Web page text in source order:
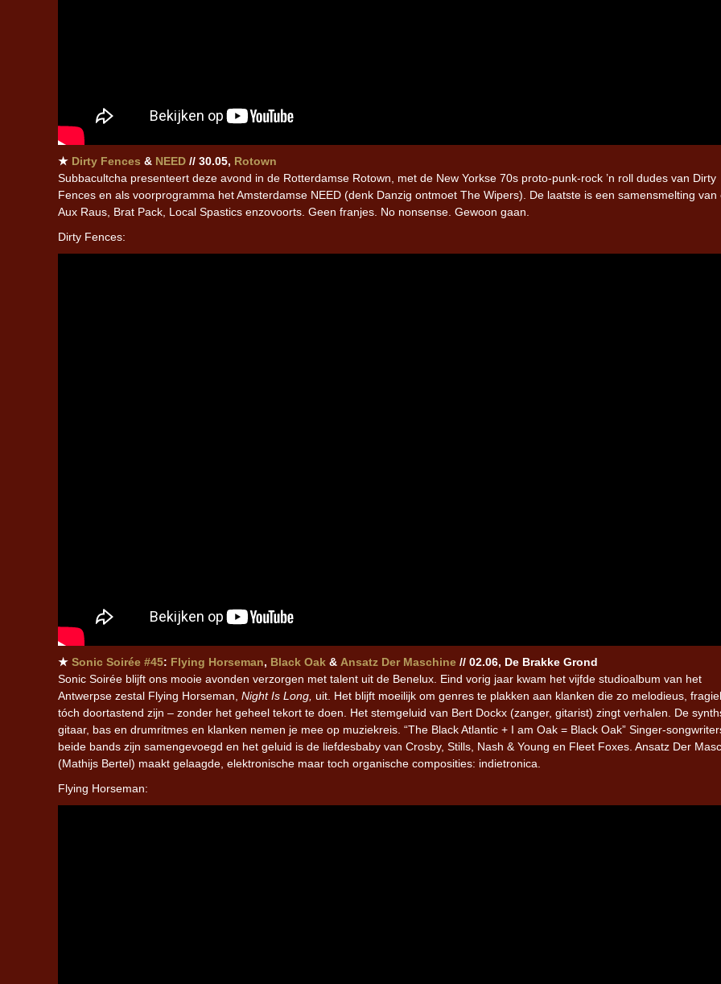
★ Dirty Fences & NEED // 30.05, Rotown
Subbacultcha presenteert deze avond in de Rotterdamse Rotown, met de New Yorkse 70s proto-punk-rock ’n roll dudes van Dirty
Fences en als voorprogramma het Amsterdamse NEED (denk Danzig ontmoet The Wipers). De laatste is een samensmelting van
Aux Raus, Brat Pack, Local Spastics enzovoorts. Geen franjes. No nonsense. Gewoon gaan.
Dirty Fences:
★ Sonic Soirée #45: Flying Horseman, Black Oak & Ansatz Der Maschine // 02.06, De Brakke Grond
Sonic Soirée blijft ons mooie avonden verzorgen met talent uit de Benelux. Eind vorig jaar kwam het vijfde studioalbum van het
Antwerpse zestal Flying Horseman, Night Is Long, uit. Het blijft moeilijk om genres te plakken aan klanken die zo melodieus,
tóch doortastend zijn – zonder het geheel tekort te doen. Het stemgeluid van Bert Dockx (zanger, gitarist) zingt verhalen. De
gitaar, bas en drumritmes en klanken nemen je mee op muziekreis. “The Black Atlantic + I am Oak = Black Oak” Singer-
beide bands zijn samengevoegd en het geluid is de liefdesbaby van Crosby, Stills, Nash & Young en Fleet Foxes. Ansatz Der
(Mathijs Bertel) maakt gelaagde, elektronische maar toch organische composities: indietronica.
Flying Horseman: